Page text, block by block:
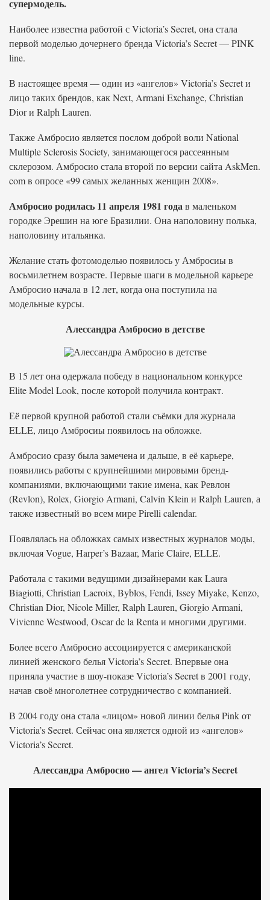
супермодель.
Наиболее известна работой с Victoria’s Secret, она стала
первой моделью дочернего бренда Victoria’s Secret — PINK
line.
В настоящее время — один из «ангелов» Victoria’s Secret и
лицо таких брендов, как Next, Armani Exchange, Christian
Dior и Ralph Lauren.
Также Амбросио является послом доброй воли National
Multiple Sclerosis Society, занимающегося рассеянным
склерозом. Амбросио стала второй по версии сайта AskMen.
com в опросе «99 самых желанных женщин 2008».
Амбросио родилась 11 апреля 1981 годав маленьком
городке Эрешин на юге Бразилии. Она наполовину полька,
наполовину итальянка.
Желание стать фотомоделью появилось у Амбросиы в
восьмилетнем возрасте. Первые шаги в модельной карьере
Амбросио начала в 12 лет, когда она поступила на
модельные курсы.
Алессандра Амбросио в детстве
В 15 лет она одержала победу в национальном конкурсе
Elite Model Look, после которой получила контракт.
Её первой крупной работой стали съёмки для журнала
ELLE, лицо Амбросиы появилось на обложке.
Амбросио сразу была замечена и дальше, в её карьере,
появились работы с крупнейшими мировыми бренд-
компаниями, включающими такие имена, как Ревлон
(Revlon), Rolex, Giorgio Armani, Calvin Klein и Ralph Lauren, а
также известный во всем мире Pirelli calendar.
Появлялась на обложках самых известных журналов моды,
включая Vogue, Harper’s Bazaar, Marie Claire, ELLE.
Работала с такими ведущими дизайнерами как Laura
Biagiotti, Christian Lacroix, Byblos, Fendi, Issey Miyake, Kenzo,
Christian Dior, Nicole Miller, Ralph Lauren, Giorgio Armani,
Vivienne Westwood, Oscar de la Renta и многими другими.
Более всего Амбросио ассоциируется с американской
линией женского белья Victoria’s Secret. Впервые она
приняла участие в шоу-показе Victoria’s Secret в 2001 году,
начав своё многолетнее сотрудничество с компанией.
В 2004 году она стала «лицом» новой линии белья Pink от
Victoria’s Secret. Сейчас она является одной из «ангелов»
Victoria’s Secret.
Алессандра Амбросио — ангел Victoria’s Secret